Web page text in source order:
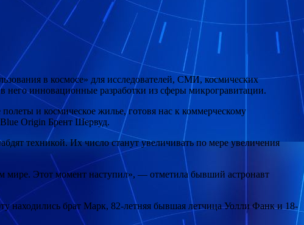
в космосе» для исследователей, СМИ, космических
инновационные разработки из сферы микрогравитации.
и космическое жилье, готовя нас к коммерческому
Blue Origin Брент Шервуд.
техникой. Их число станут увеличивать по мере увеличения
мире. Этот момент наступил», — отметила бывший астронавт
находились брат Марк, 82-летняя бывшая летчица Уолли Фанк и 18-